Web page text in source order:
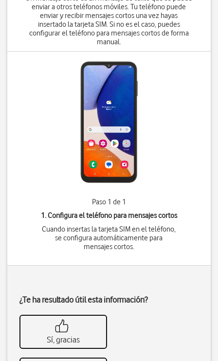
enviar a otros teléfonos móviles. Tu teléfono puede
enviar y recibir mensajes cortos una vez hayas
insertado la tarjeta SIM. Si no es el caso, puedes
configurar el teléfono para mensajes cortos de forma
manual.
Paso 1 de 1
1. Configura el teléfono para mensajes cortos
Cuando insertas la tarjeta SIM en el teléfono,
se configura automáticamente para
mensajes cortos.
¿Te ha resultado útil esta información?
Sí, gracias